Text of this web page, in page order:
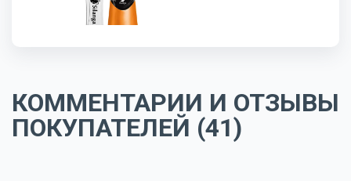
КОММЕНТАРИИ И ОТЗЫВЫ
ПОКУПАТЕЛЕЙ (41)